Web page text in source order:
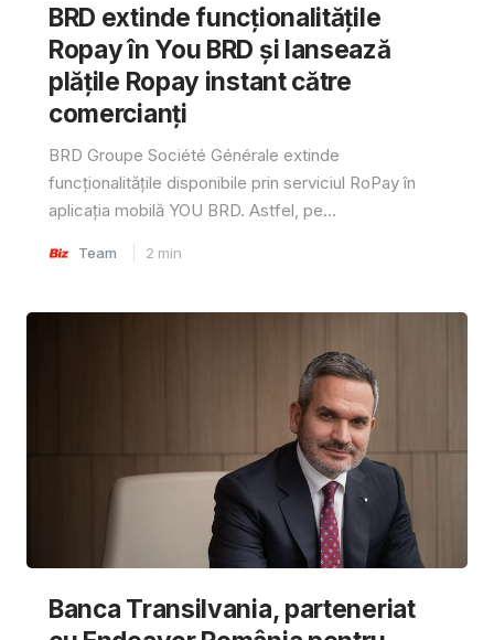
BRD extinde funcționalitățile
Ropay în You BRD și lansează
plățile Ropay instant către
comercianți
BRD Groupe Société Générale extinde
funcționalitățile disponibile prin serviciul RoPay în
aplicația mobilă YOU BRD. Astfel, pe...
Team 2 min
Banca Transilvania, parteneriat